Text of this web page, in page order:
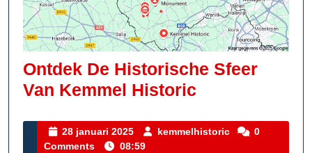
Ontdek De Historische Sfeer
Van Kemmel Historic
Historische
28 januari 2025
28
januari
kemmelhistoric kemmelhistoric
0
Comments
08:59